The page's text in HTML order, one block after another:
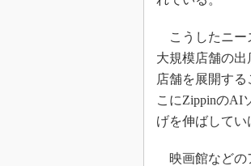
こうしたニー
大規模店舗の
店舗を展開す
こにZippinのAI
げを伸ばしてい
映画館などの